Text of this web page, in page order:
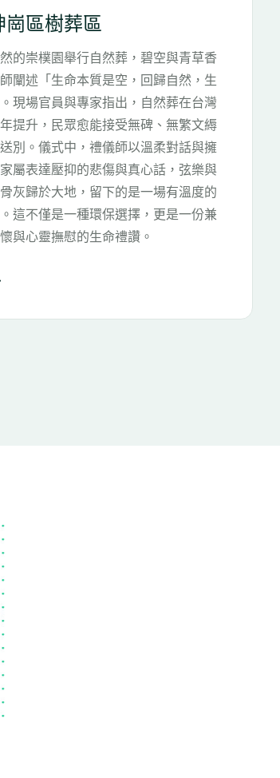
綠色殯葬微電影 (TJK)
在殯葬展中，品安生命舉辦了「綠色殯葬微電影
大賽」，其中一支由大學生 T.J.K 創作的得獎作
品，以年輕世代的視角，透過自然場景與紀錄片
手法，緩緩描繪出綠意、長青、環保與思念永存
的意涵。作品以歸零的心境，帶領大家重新理解
綠色殯葬的價值與永續精神。
觀看影片